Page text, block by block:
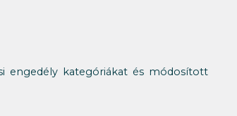
engedély kategóriákat és módosított